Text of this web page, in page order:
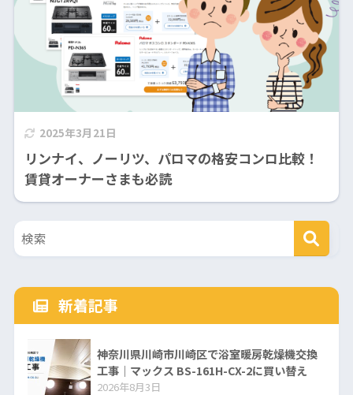
2025年3月21日
リンナイ、ノーリツ、パロマの格安コンロ比較！
賃貸オーナーさまも必読
新着記事
神奈川県川崎市川崎区で浴室暖房乾燥機交換
工事｜マックス BS-161H-CX-2に買い替え
2026年8月3日